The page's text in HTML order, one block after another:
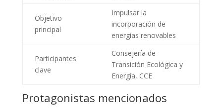
Objetivo
principal
Impulsar la
incorporación de
energías renovables
Participantes
clave
Consejería de
Transición Ecológica y
Energía, CCE
Protagonistas mencionados